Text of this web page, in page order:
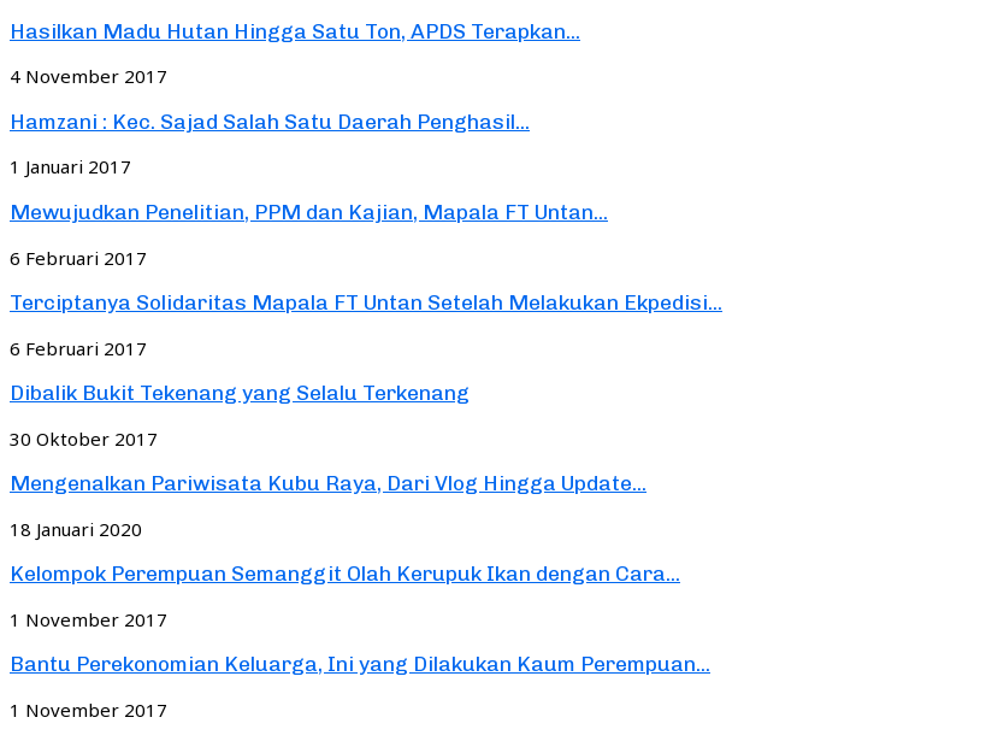
Hasilkan Madu Hutan Hingga Satu Ton, APDS Terapkan...
4 November 2017
Hamzani : Kec. Sajad Salah Satu Daerah Penghasil...
1 Januari 2017
Mewujudkan Penelitian, PPM dan Kajian, Mapala FT Untan...
6 Februari 2017
Terciptanya Solidaritas Mapala FT Untan Setelah Melakukan Ekpedisi...
6 Februari 2017
Dibalik Bukit Tekenang yang Selalu Terkenang
30 Oktober 2017
Mengenalkan Pariwisata Kubu Raya, Dari Vlog Hingga Update...
18 Januari 2020
Kelompok Perempuan Semanggit Olah Kerupuk Ikan dengan Cara...
1 November 2017
Bantu Perekonomian Keluarga, Ini yang Dilakukan Kaum Perempuan...
1 November 2017